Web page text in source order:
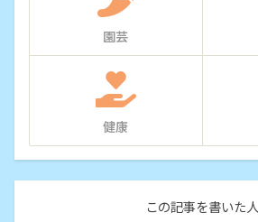
園芸
健康
この記事を書いた人